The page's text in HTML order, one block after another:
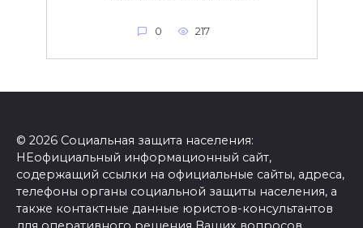
0 217
© 2026 Социальная защита населения:
НЕофициальный информационный сайт,
содержащий ссылки на официальные сайты, адреса,
телефоны органы социальной защиты населения, а
также контактные данные юристов-консультантов